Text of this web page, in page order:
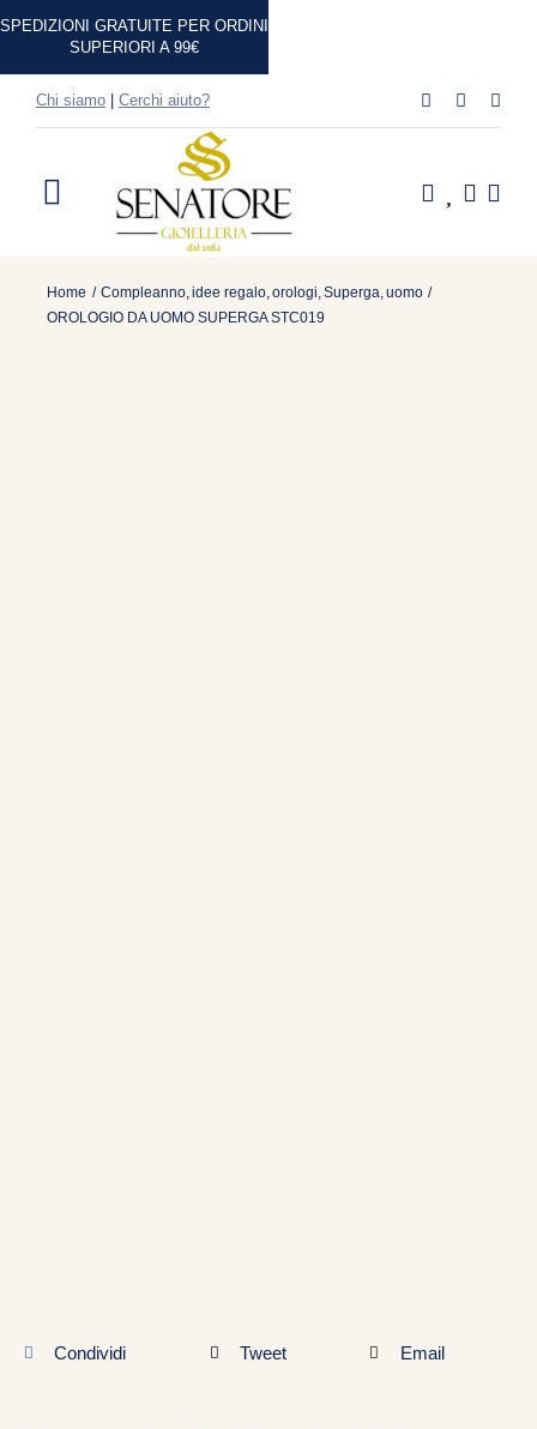
Salta
SPEDIZIONI GRATUITE PER ORDINI
SUPERIORI A 99€
Chi siamo Cerchi aiuto?
Toggle
Navigation
Home Compleanno idee regalo orologi Superga uomo
OROLOGIO DA UOMO SUPERGA STC019
Condividi Tweet Email